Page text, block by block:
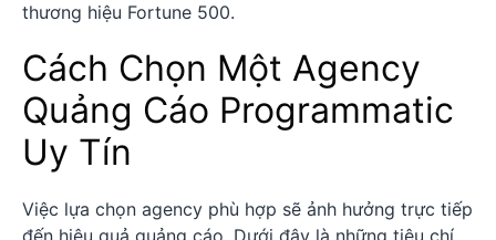
thương hiệu Fortune 500.
Cách Chọn Một Agency
Quảng Cáo Programmatic
Uy Tín
Việc lựa chọn agency phù hợp sẽ ảnh hưởng trực tiếp
đến hiệu quả quảng cáo. Dưới đây là những tiêu chí